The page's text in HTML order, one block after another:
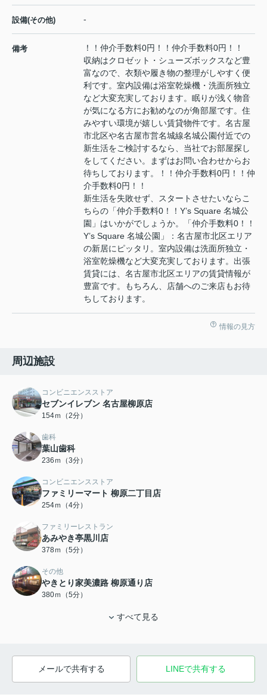
設備(その他) -
備考
！！仲介手数料0円！！仲介手数料0円！！
収納はクロゼット・シューズボックスなど豊
富なので、衣類や履き物の整理がしやすく便
利です。室内設備は浴室乾燥機・洗面所独立
など大変充実しております。眠りが浅く物音
が気になる方にお勧めなのが角部屋です。住
みやすい環境が嬉しい賃貸物件です。名古屋
市北区や名古屋市営名城線名城公園付近での
新生活をご検討するなら、当社でお部屋探し
をしてください。まずはお問い合わせからお
待ちしております。！！仲介手数料0円！！仲
介手数料0円！！
新生活を失敗せず、スタートさせたいならこ
ちらの「仲介手数料0！！Y’s Square 名城公
園」はいかがでしょうか。「仲介手数料0！！
Y’s Square 名城公園」：名古屋市北区エリア
の新居にピッタリ。室内設備は洗面所独立・
浴室乾燥機など大変充実しております。出張
賃貸には、名古屋市北区エリアの賃貸情報が
豊富です。もちろん、店舗へのご来店もお待
ちしております。
情報の見方
周辺施設
コンビニエンスストア
セブンイレブン 名古屋柳原店
154ｍ（2分）
歯科
葉山歯科
236ｍ（3分）
コンビニエンスストア
ファミリーマート 柳原二丁目店
254ｍ（4分）
ファミリーレストラン
あみやき亭黒川店
378ｍ（5分）
その他
やきとり家美濃路 柳原通り店
380ｍ（5分）
すべて見る
メールで共有する LINEで共有する